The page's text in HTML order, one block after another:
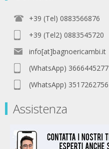
+39 (Tel) 0883566876
+39 (Tel2) 0883545720
info[at]bagnoericambi.it
(WhatsApp) 3666445277
(WhatsApp) 3517262756
Assistenza